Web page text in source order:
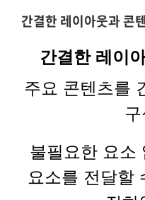
간결한 레이아웃과 콘
간결한 레이
주요 콘텐츠를
불필요한 요소
요소를 전달할